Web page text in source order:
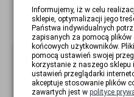
KASK
Informujemy, iż w celu
sklepie, optymalizacji jego
Państwa indywidualnych
zapisanych za pomocą
końcowych użytkowników.
pomocą ustawień swojej
korzystanie z naszego sklepu
ustawień przeglądarki
akceptuje stosowanie plików
zawartych jest wpolityce